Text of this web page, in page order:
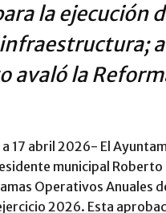
la ejecución
avaló la
a 17 abril 2026- El
municipal
Operativos Anuales
2026. Esta